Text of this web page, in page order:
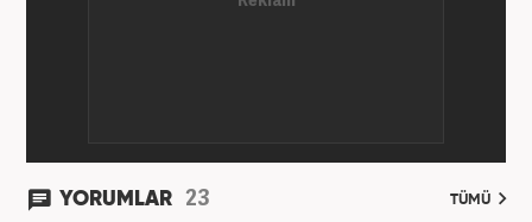
YORUMLAR 23 TÜMÜ